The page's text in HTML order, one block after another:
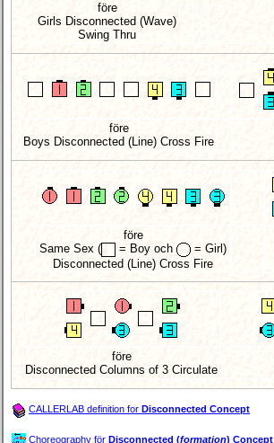
före
Girls Disconnected (Wave)
Swing Thru
före
Boys Disconnected (Line) Cross Fire
före
Same Sex ( = Boy och
= Girl)
Disconnected (Line) Cross Fire
före
Disconnected Columns of 3 Circulate
CALLERLAB definition for Disconnected Concept
Choreography för Disconnected (formation) Concept